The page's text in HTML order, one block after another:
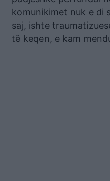
komunikimet nuk e di
saj, ishte
të keqen, e kam